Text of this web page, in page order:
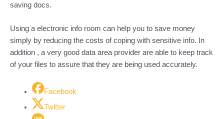
saving docs.
Using a electronic info room can help you to save money
simply by reducing the costs of coping with sensitive info. In
addition , a very good data area provider are able to keep track
of your files to assure that they are being used accurately.
Facebook
Twitter